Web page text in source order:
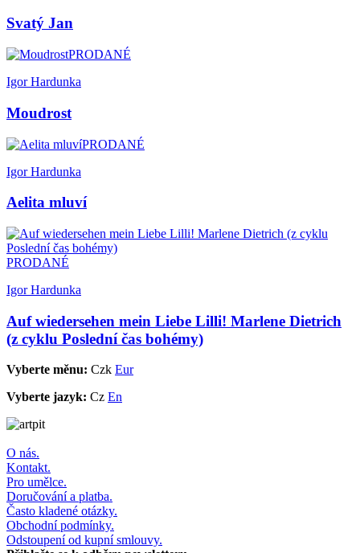
Svatý Jan
PRODANÉ
Igor Hardunka
Moudrost
PRODANÉ
Igor Hardunka
Aelita mluví
PRODANÉ
Igor Hardunka
Auf wiedersehen mein Liebe Lilli! Marlene Dietrich
(z cyklu Poslední čas bohémy)
Vyberte měnu: Czk Eur
Vyberte jazyk: Cz En
O nás.
Kontakt.
Pro umělce.
Doručování a platba.
Často kladené otázky.
Obchodní podmínky.
Odstoupení od kupní smlouvy.